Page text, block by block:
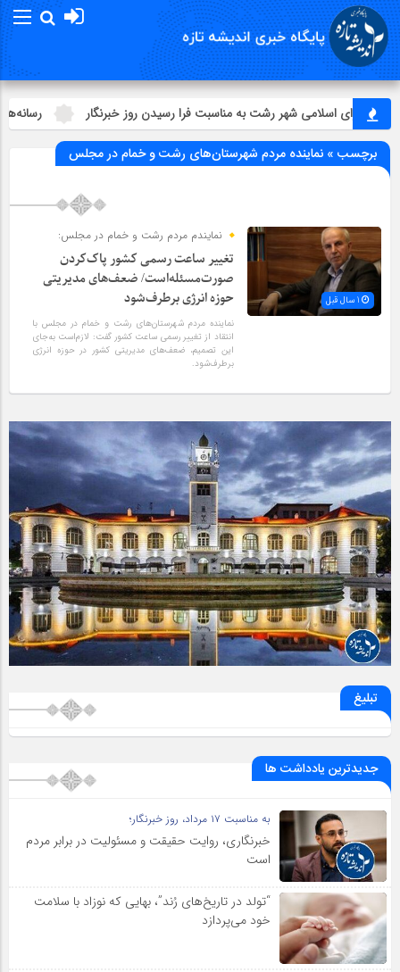
شورای اسلامي شهر رشت به مناسبت فرا رسیدن روز خبرنگار
برچسب » نماینده مردم شهرستان‌های رشت و خمام در مجلس
نمایندم مردم رشت و خمام در مجلس:
تغییر ساعت رسمی کشور پاک‌کردن
صورت‌مسئله‌است/ ضعف‌‌های مدیریتی
حوزه انرژی برطرف‌شود
نماینده مردم شهرستان‌های رشت و خمام در مجلس با
انتقاد از تغییر رسمی ساعت کشور گفت: لازم‌است به‌جای
این تصمیم، ضعف‌های مدیریتی کشور در حوزه انرژی
برطرف‌شود.
تبلیغ
جدیدترین یادداشت ها
به مناسبت ۱۷ مرداد، روز خبرنگار؛
خبرنگاری، روایت حقیقت و مسئولیت‌ در برابر مردم
است
“تولد در تاریخ‌های رُند”، بهایی که نوزاد با سلامت
خود می‌پردازد